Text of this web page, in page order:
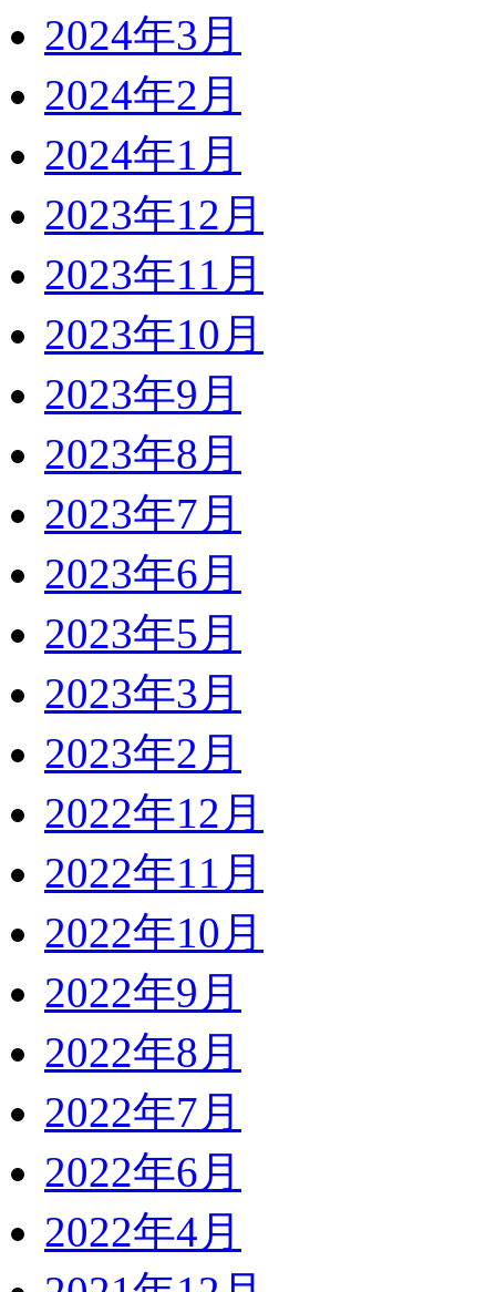
2024年3月
2024年2月
2024年1月
2023年12月
2023年11月
2023年10月
2023年9月
2023年8月
2023年7月
2023年6月
2023年5月
2023年3月
2023年2月
2022年12月
2022年11月
2022年10月
2022年9月
2022年8月
2022年7月
2022年6月
2022年4月